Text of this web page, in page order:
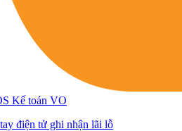
Kế toán VO
điện tử ghi nhận lãi lỗ